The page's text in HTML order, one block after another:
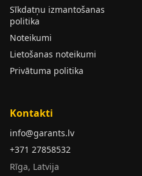
Sīkdatņu izmantošanas
politika
Noteikumi
Lietošanas noteikumi
Privātuma politika
Kontakti
info@garants.lv
+371 27858532
Rīga, Latvija